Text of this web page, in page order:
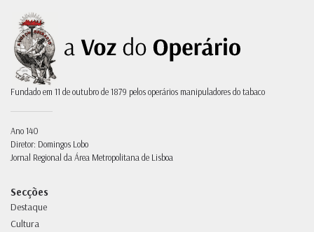
Fundado em 11 de outubro de 1879 pelos operários manipuladores do tabaco
Ano 140
Diretor: Domingos Lobo
Jornal Regional da Área Metropolitana de Lisboa
Secções
Destaque
Cultura